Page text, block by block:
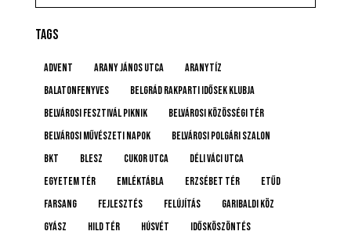
TAGS
advent Arany János utca
Aranytíz
Balatonfenyves
Belgrád Rakparti Idősek Klubja
Belvárosi Fesztivál Piknik
Belvárosi Közösségi Tér
Belvárosi Művészeti Napok
Belvárosi Polgári Szalon
BKT
BLESZ Cukor utca
Déli Váci utca
Egyetem tér
emléktábla Erzsébet tér
etűd
farsang
fejlesztés felújítás
Garibaldi köz
gyász
Hild tér húsvét
idősköszöntés